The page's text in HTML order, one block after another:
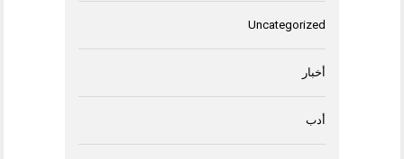
Uncategorized
أخبار
أدب